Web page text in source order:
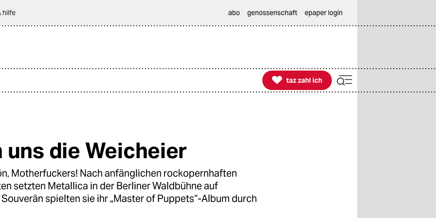
hilfe abo genossenschaft epaper login

taz zahl ich
taz zahl ich
uns die Weicheier
Motherfuckers! Nach anfänglichen rockopernhaften
setzten Metallica in der Berliner Waldbühne auf
spielten sie ihr „Master of Puppets“-Album durch